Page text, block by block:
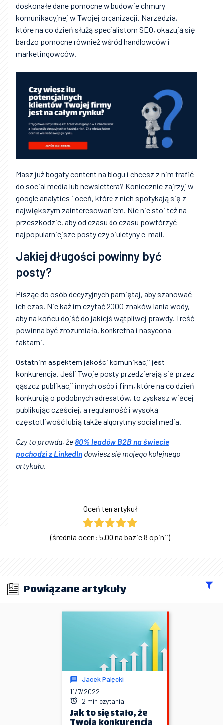
doskonałe dane pomocne w budowie chmury
komunikacyjnej w Twojej organizacji. Narzędzia,
które na co dzień służą specjalistom SEO, okazują się
bardzo pomocne również wśród handlowców i
marketingowców.
Masz już bogaty content na blogu i chcesz z nim trafić
do social media lub newslettera? Koniecznie zajrzyj w
google analytics i oceń, które z nich spotykają się z
największym zainteresowaniem. Nic nie stoi też na
przeszkodzie, aby od czasu do czasu powtórzyć
najpopularniejsze posty czy biuletyny e-mail.
Jakiej długości powinny być
posty?
Pisząc do osób decyzyjnych pamiętaj, aby szanować
ich czas. Nie każ im czytać 2000 znaków lania wody,
aby na końcu dojść do jakiejś wątpliwej prawdy. Treść
powinna być zrozumiała, konkretna i nasycona
faktami.
Ostatnim aspektem jakości komunikacji jest
konkurencja. Jeśli Twoje posty przedzierają się przez
gąszcz publikacji innych osób i firm, które na co dzień
konkurują o podobnych adresatów, to zyskasz więcej
publikując częściej, a regularność i wysoką
częstotliwość lubią także algorytmy social media.
Czy to prawda, że80% leadów B2B na świecie
pochodzi z LinkedIn dowiesz się mojego kolejnego
artykułu.
Oceń ten artykuł
(średnia ocen: 5.00 na bazie 8 opinii)
Powiązane artykuły
Jacek Palęcki
11/7/2022
2 min czytania
Jak to się stało, że